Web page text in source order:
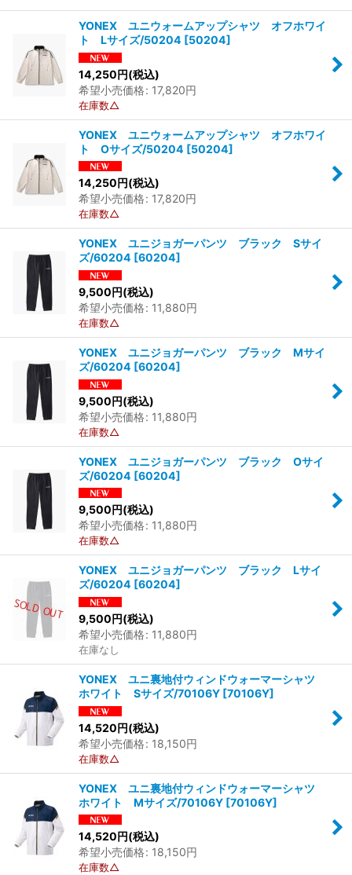
YONEX ユニウォームアップシャツ オフホワイ
ト Lサイズ/50204 [50204]
14,250円(税込)
希望小売価格: 17,820円
在庫数△
YONEX ユニウォームアップシャツ オフホワイ
ト Oサイズ/50204 [50204]
14,250円(税込)
希望小売価格: 17,820円
在庫数△
YONEX ユニジョガーパンツ ブラック Sサイ
ズ/60204 [60204]
9,500円(税込)
希望小売価格: 11,880円
在庫数△
YONEX ユニジョガーパンツ ブラック Mサイ
ズ/60204 [60204]
9,500円(税込)
希望小売価格: 11,880円
在庫数△
YONEX ユニジョガーパンツ ブラック Oサイ
ズ/60204 [60204]
9,500円(税込)
希望小売価格: 11,880円
在庫数△
YONEX ユニジョガーパンツ ブラック Lサイ
ズ/60204 [60204]
9,500円(税込)
希望小売価格: 11,880円
在庫なし
YONEX ユニ裏地付ウィンドウォーマーシャツ
ホワイト Sサイズ/70106Y [70106Y]
14,520円(税込)
希望小売価格: 18,150円
在庫数△
YONEX ユニ裏地付ウィンドウォーマーシャツ
ホワイト Mサイズ/70106Y [70106Y]
14,520円(税込)
希望小売価格: 18,150円
在庫数△